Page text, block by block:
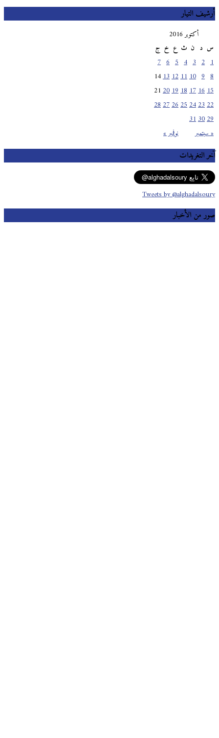
أرشيف التيار
أكتوبر 2016
س
ث خ ج
« سبتمبر نوفمبر »
10
11
12
13
14
15
16
17
18
19
20
21
22
23
24
25
26
27
28
29
30
31
آخر التغريدات
Tweets by @alghadalsoury
صور من الأخبار